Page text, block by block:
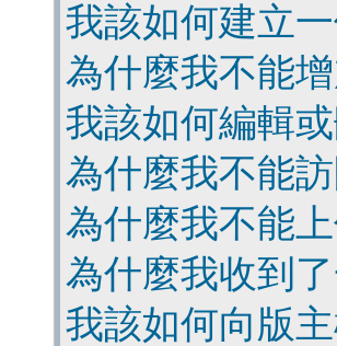
我該如何建立
為什麼我不能
我該如何編輯
為什麼我不能
為什麼我不能
為什麼我收到
我該如何向版